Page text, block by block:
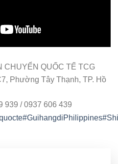
CHUYỂN QUỐC TẾ TCG
Phường Tây Thạnh, TP. Hồ
939 / 0937 606 439
#GuihangdiPhilippines